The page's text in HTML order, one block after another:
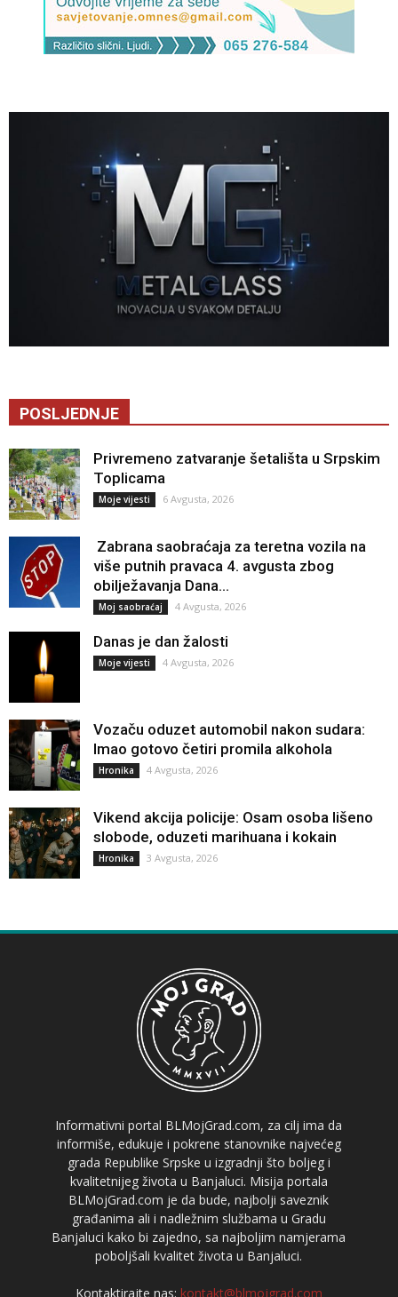
POSLJEDNJE
Privremeno zatvaranje šetališta u Srpskim
Toplicama
Moje vijesti 6 Avgusta, 2026
Zabrana saobraćaja za teretna vozila na
više putnih pravaca 4. avgusta zbog
obilježavanja Dana...
Moj saobraćaj 4 Avgusta, 2026
Danas je dan žalosti
Moje vijesti 4 Avgusta, 2026
Vozaču oduzet automobil nakon sudara:
Imao gotovo četiri promila alkohola
Hronika 4 Avgusta, 2026
Vikend akcija policije: Osam osoba lišeno
slobode, oduzeti marihuana i kokain
Hronika 3 Avgusta, 2026
Informativni portal BLMojGrad.com, za cilj ima da
informiše, edukuje i pokrene stanovnike najvećeg
grada Republike Srpske u izgradnji što boljeg i
kvalitetnijeg života u Banjaluci. Misija portala
BLMojGrad.com je da bude, najbolji saveznik
građanima ali i nadležnim službama u Gradu
Banjaluci kako bi zajedno, sa najboljim namjerama
poboljšali kvalitet života u Banjaluci.
Kontaktirajte nas: kontakt@blmojgrad.com